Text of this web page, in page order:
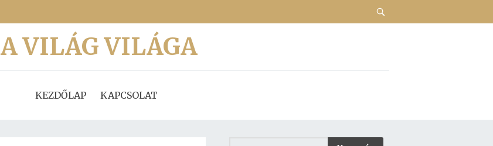
A VILÁG VILÁGA
KEZDŐLAP KAPCSOLAT